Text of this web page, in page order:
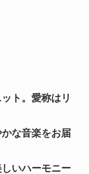
ト。愛称はリ
な音楽をお届
いハーモニー